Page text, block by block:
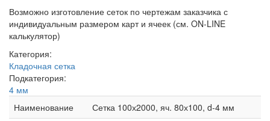
Возможно изготовление сеток по чертежам заказчика с
индивидуальным размером карт и ячеек (см. ON-LINE
калькулятор)
Категория:
Кладочная сетка
Подкатегория:
4 мм
Наименование
Сетка 100х2000, яч. 80х100, d-4 мм